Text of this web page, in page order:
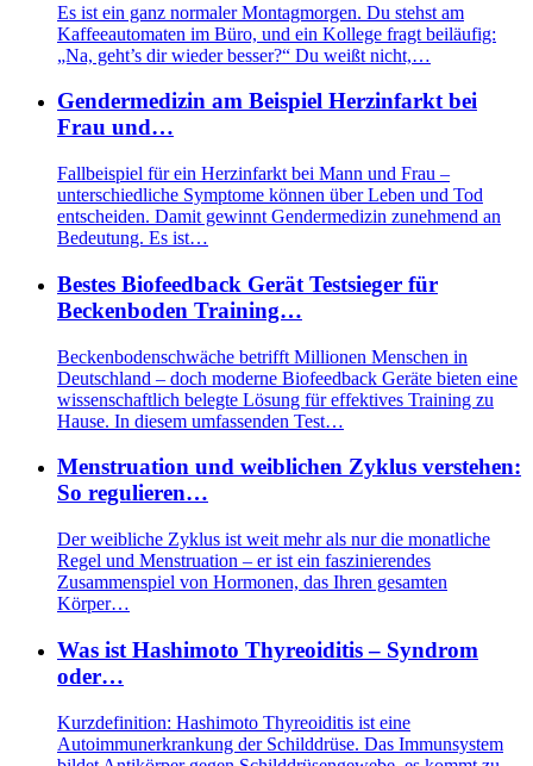
Es ist ein ganz normaler Montagmorgen. Du stehst am
Kaffeeautomaten im Büro, und ein Kollege fragt beiläufig:
„Na, geht’s dir wieder besser?“ Du weißt nicht,…
Gendermedizin am Beispiel Herzinfarkt bei
Frau und…
Fallbeispiel für ein Herzinfarkt bei Mann und Frau –
unterschiedliche Symptome können über Leben und Tod
entscheiden. Damit gewinnt Gendermedizin zunehmend an
Bedeutung. Es ist…
Bestes Biofeedback Gerät Testsieger für
Beckenboden Training…
Beckenbodenschwäche betrifft Millionen Menschen in
Deutschland – doch moderne Biofeedback Geräte bieten eine
wissenschaftlich belegte Lösung für effektives Training zu
Hause. In diesem umfassenden Test…
Menstruation und weiblichen Zyklus verstehen:
So regulieren…
Der weibliche Zyklus ist weit mehr als nur die monatliche
Regel und Menstruation – er ist ein faszinierendes
Zusammenspiel von Hormonen, das Ihren gesamten
Körper…
Was ist Hashimoto Thyreoiditis – Syndrom
oder…
Kurzdefinition: Hashimoto Thyreoiditis ist eine
Autoimmunerkrankung der Schilddrüse. Das Immunsystem